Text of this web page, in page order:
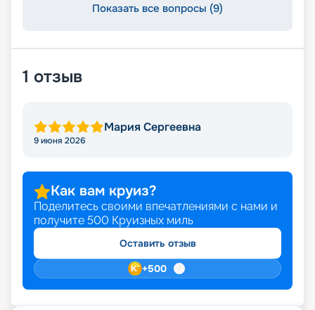
Показать все вопросы (9)
1 отзыв
Мария Сергеевна
9 июня 2026
Как вам круиз?
Поделитесь своими впечатлениями с нами и
получите 500 Круизных миль
Оставить отзыв
+500